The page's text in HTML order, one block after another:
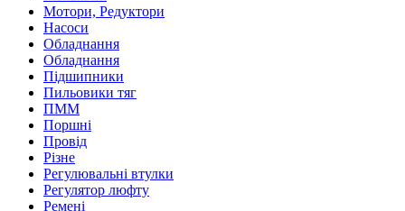
Мотори, Редуктори
Насоси
Обладнання
Обладнання
Підшипники
Пильовики тяг
ПММ
Поршні
Провід
Різне
Регулювальні втулки
Регулятор люфту
Ремені